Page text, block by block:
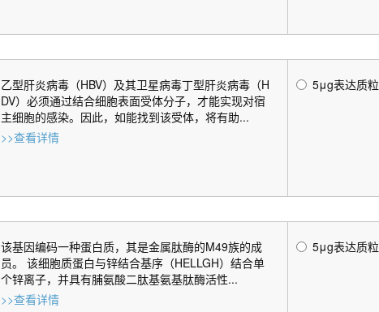
乙型肝炎病毒（HBV）及其卫星病毒丁型肝炎病毒（H
DV）必须通过结合细胞表面受体分子，才能实现对宿
主细胞的感染。因此，如能找到该受体，将有助...
>>查看详情
5μg表达质粒
该基因编码一种蛋白质，其是金属肽酶的M49族的成
员。 该细胞质蛋白与锌结合基序（HELLGH）结合单
个锌离子，并具有脯氨酸二肽基氨基肽酶活性...
>>查看详情
5μg表达质粒